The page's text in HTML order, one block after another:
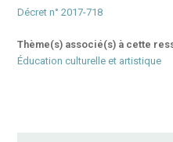
Décret n° 2017-718
Thème(s) associé(s) à cette
Éducation culturelle et artistique